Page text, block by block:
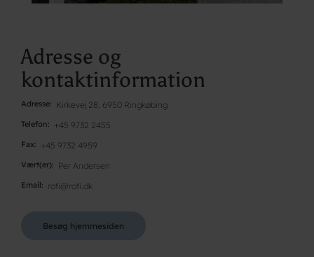
Adresse og
kontaktinformation
Adresse Kirkevej 28, 6950 Ringkøbing
Telefon +45 9732 2455
Fax +45 9732 4959
Vært(er) Per Andersen
Email rofi@rofi.dk
Besøg hjemmesiden